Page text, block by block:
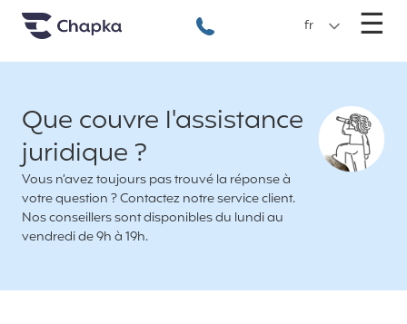
Chapka Assurances Voyages
+33 1 74 85 50 50
fr ☰
Que couvre l'assistance
juridique ?
Vous n’avez toujours pas trouvé la réponse à
votre question ? Contactez notre service client.
Nos conseillers sont disponibles du lundi au
vendredi de 9h à 19h.